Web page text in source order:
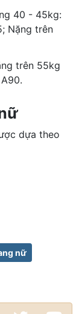
40 - 45kg:
Nặng trên
trên 55kg
dựa theo
nữ